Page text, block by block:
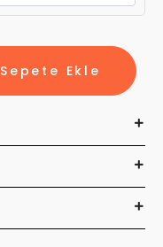
Sepete Ekle